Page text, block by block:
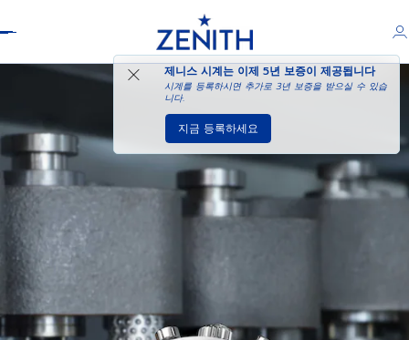
제니스 시계는 이제5년 보증이 제공됩니다
시계를 등록하시면 추가로 3년 보증을 받으실 수 있습
니다.
지금 등록하세요